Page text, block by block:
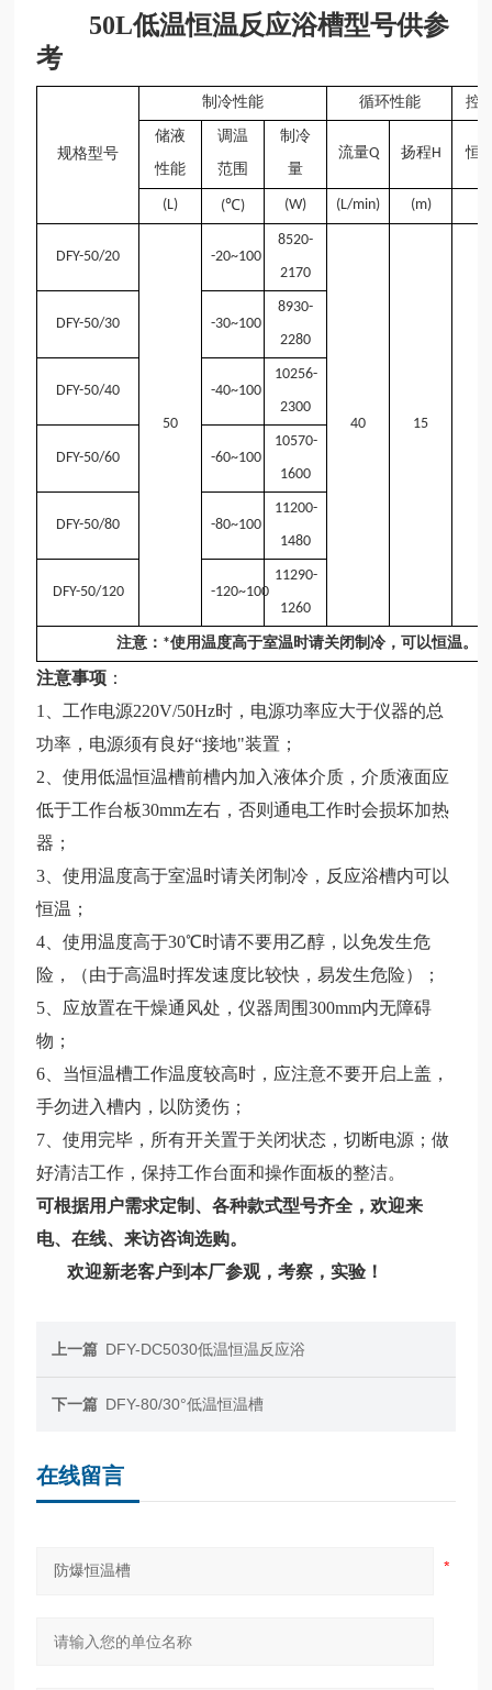
50L低温恒温反应浴槽型号供参
考
规格型号
制冷性能 循环性能 控
储液
性能
调温
范围
制冷
量
流量Q 扬程H 恒
(L) (℃) (W) (L/min) (m)
DFY-50/20
50
-20~100
8520-
2170
40 15
DFY-50/30 -30~100
8930-
2280
DFY-50/40 -40~100
10256-
2300
DFY-50/60 -60~100
10570-
1600
DFY-50/80 -80~100
11200-
1480
DFY-50/120 -120~100
11290-
1260
注意：*使用温度高于室温时请关闭制冷，可以恒温。*
注意事项 ：
1、工作电源220V/50Hz时，电源功率应大于仪器的总
功率，电源须有良好“接地"装置；
2、使用低温恒温槽前槽内加入液体介质，介质液面应
低于工作台板30mm左右，否则通电工作时会损坏加热
器；
3、使用温度高于室温时请关闭制冷，反应浴槽内可以
恒温；
4、使用温度高于30℃时请不要用乙醇，以免发生危
险，（由于高温时挥发速度比较快，易发生危险）；
5、应放置在干燥通风处，仪器周围300mm内无障碍
物；
6、当恒温槽工作温度较高时，应注意不要开启上盖，
手勿进入槽内，以防烫伤；
7、使用完毕，所有开关置于关闭状态，切断电源；做
好清洁工作，保持工作台面和操作面板的整洁。
可根据用户需求定制、各种款式型号齐全，欢迎来
电、在线、来访咨询选购。
欢迎新老客户到本厂参观，考察，实验！
上一篇 DFY-DC5030低温恒温反应浴
下一篇 DFY-80/30°低温恒温槽
在线留言